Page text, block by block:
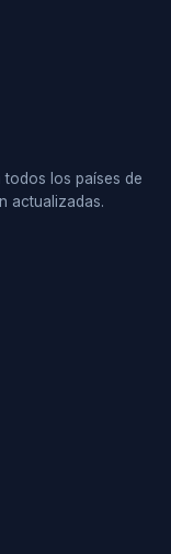
los países de
actualizadas.